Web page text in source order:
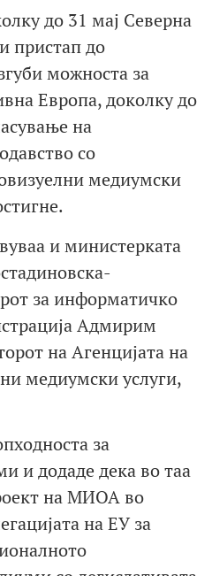
до 31 мај Северна
пристап до
можноста за
Европа, доколку до
на
со
медиумски
и министерката
за информатичко
Адмирим
на Агенцијата на
медиумски услуги,
за
и додаде дека во таа
на МИОА во
на ЕУ за